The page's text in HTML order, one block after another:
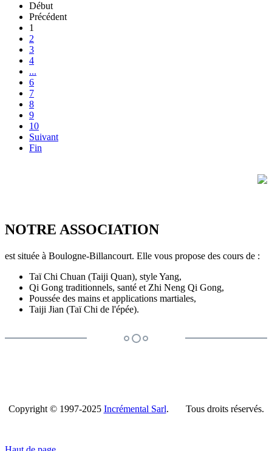
Début
Précédent
1
2
3
4
...
6
7
8
9
10
Suivant
Fin
NOTRE ASSOCIATION
est située à Boulogne-Billancourt. Elle vous propose des cours de :
Taï Chi Chuan (Taiji Quan), style Yang,
Qi Gong traditionnels, santé et Zhi Neng Qi Gong,
Poussée des mains et applications martiales,
Taiji Jian (Taï Chi de l'épée).
Copyright © 1997-2025 Incrémental Sarl. Tous droits réservés.